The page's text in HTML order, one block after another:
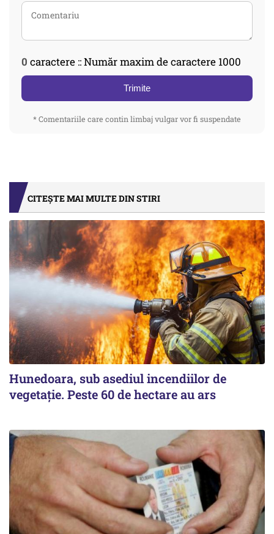
0 caractere :: Număr maxim de caractere 1000
Trimite
* Comentariile care contin limbaj vulgar vor fi suspendate
CITEȘTE MAI MULTE DIN STIRI
Hunedoara, sub asediul incendiilor de
vegetație. Peste 60 de hectare au ars